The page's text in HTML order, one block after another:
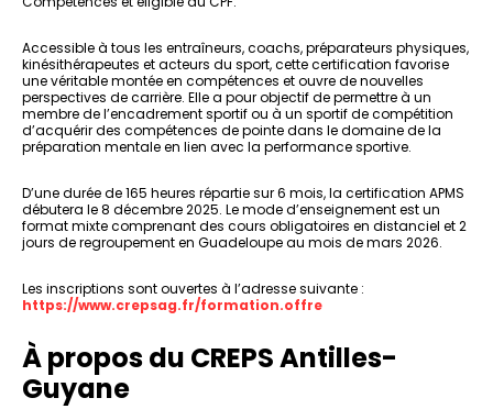
Accessible à tous les entraîneurs, coachs, préparateurs physiques,
kinésithérapeutes et acteurs du sport, cette certification favorise
une véritable montée en compétences et ouvre de nouvelles
perspectives de carrière. Elle a pour objectif de permettre à un
membre de l’encadrement sportif ou à un sportif de compétition
d’acquérir des compétences de pointe dans le domaine de la
préparation mentale en lien avec la performance sportive.
D’une durée de 165 heures répartie sur 6 mois, la certification APMS
débutera le 8 décembre 2025. Le mode d’enseignement est un
format mixte comprenant des cours obligatoires en distanciel et 2
jours de regroupement en Guadeloupe au mois de mars 2026.
Les inscriptions sont ouvertes à l’adresse suivante :
https://www.crepsag.fr/formation.offre
À propos du CREPS Antilles-
Guyane